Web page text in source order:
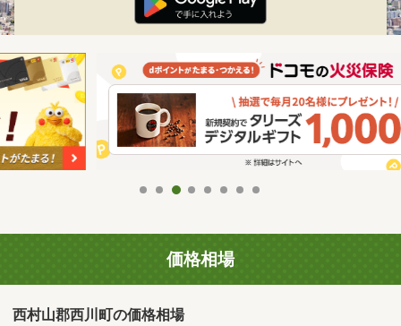
価格相場
西村山郡西川町の価格相場